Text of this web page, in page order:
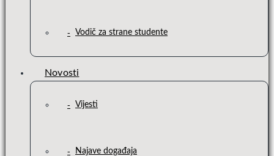
Vodič za strane studente
Novosti
Vijesti
Najave događaja